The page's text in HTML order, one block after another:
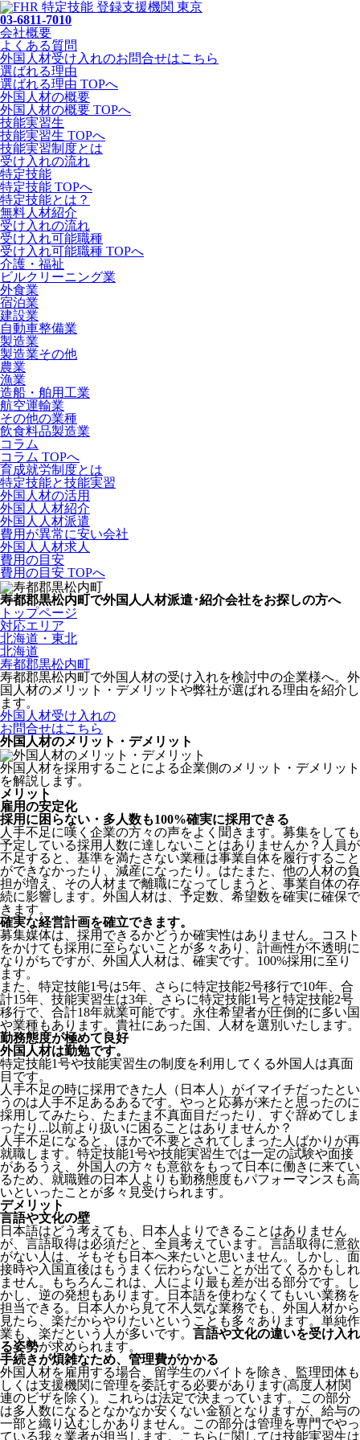
03-6811-7010
会社概要
よくある質問
外国人材受け入れのお問合せはこちら
選ばれる理由
選ばれる理由 TOPへ
外国人材の概要
外国人材の概要 TOPへ
技能実習生
技能実習生 TOPへ
技能実習制度とは
受け入れの流れ
特定技能
特定技能 TOPへ
特定技能とは？
無料人材紹介
受け入れの流れ
受け入れ可能職種
受け入れ可能職種 TOPへ
介護・福祉
ビルクリーニング業
外食業
宿泊業
建設業
自動車整備業
製造業
製造業その他
農業
漁業
造船・舶用工業
航空運輸業
その他の業種
飲食料品製造業
コラム
コラム TOPへ
育成就労制度とは
特定技能と技能実習
外国人材の活用
外国人人材紹介
外国人人材派遣
費用が異常に安い会社
外国人人材求人
費用の目安
費用の目安 TOPへ
寿都郡黒松内町で外国人人材派遣･紹介会社をお探しの方へ
トップページ
対応エリア
北海道・東北
北海道
寿都郡黒松内町
寿都郡黒松内町で外国人材の受け入れを検討中の企業様へ。外
国人材のメリット・デメリットや弊社が選ばれる理由を紹介し
ます。
外国人材受け入れの
お問合せはこちら
外国人材のメリット・デメリット
外国人材を採用することによる企業側のメリット・デメリット
を解説します。
メリット
雇用の安定化
採用に困らない・多人数も100%確実に採用できる
人手不足に嘆く企業の方々の声をよく聞きます。募集をしても
予定している採用人数に達しないことはありませんか？人員が
不足すると、基準を満たさない業種は事業自体を履行すること
ができなかったり、減産になったり。はたまた、他の人材の負
担が増え、その人材まで離職になってしまうと、事業自体の存
続に影響します。 外国人材は、予定数、希望数を確実に確保で
きます。
確実な経営計画を確立できます。
募集媒体は、採用できるかどうか確実性はありません。コスト
をかけても採用に至らないことが多々あり、計画性が不透明に
なりがちですが、外国人人材は、確実です。100%採用に至り
ます。
また、特定技能1号は5年、さらに特定技能2号移行で10年、合
計15年、技能実習生は3年、さらに特定技能1号と特定技能2号
移行で、合計18年就業可能です。永住希望者が圧倒的に多い国
や業種もあります。貴社にあった国、人材を選別いたします。
勤務態度が極めて良好
外国人材は勤勉です。
特定技能1号や技能実習生の制度を利用してくる外国人は真面
目 です。
人手不足の時に採用できた人（日本人）がイマイチだったとい
うのは人手不足あるあるです。やっと応募が来たと思ったのに
採用してみたら、たまたま不真面目だったり、すぐ辞めてしま
ったり...以前より扱いに困ることはありませんか？
人手不足になると、ほかで不要とされてしまった人ばかりが再
就職します。特定技能1号や技能実習生では一定の試験や面接
があるうえ、外国人の方々も意欲をもって日本に働きに来てい
るため、就職難の日本人よりも勤務態度もパフォーマンスも高
いといったことが多々見受けられます。
デメリット
言語や文化の壁
日本語はどう考えても、日本人よりできることはありません
が、言語取得は必須だと、全員考えています。言語取得に意欲
がない人は、そもそも日本へ来たいと思いません。しかし、面
接時や入国直後はもうまく伝わらないことが出てくるかもしれ
ません。
もちろんこれは、人により最も差が出る部分です。し
かし、逆の発想もあります。日本語を使わなくてもいい業務を
担当できる。日本人から見て不人気な業務でも、外国人材から
見たら、楽だからやりたいということも多々あります。単純作
業も、楽だという人が多いです。 言語や文化の違いを受け入れ
る姿勢が求められます。
手続きが煩雑なため、管理費がかかる
外国人材を雇用する場合、留学生のバイトを除き、 監理団体も
しくは支援機関に管理を委託する必要があります(高度人材関
連のビザを除く)。これらは法定で決まっています。この部分
は多人数になるとなかなか安くない金額となりますが、給与の
一部と織り込むしかありません。この部分は管理を専門でやっ
ている我々業者が担当します。こちらに関しては技能実習生は